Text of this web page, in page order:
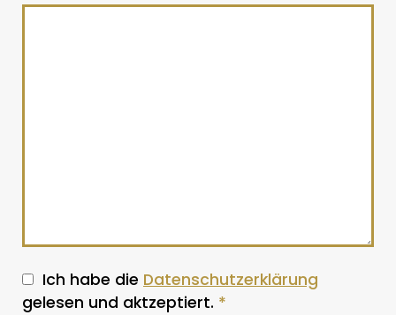
Ich habe die Datenschutzerklärung
gelesen und aktzeptiert. *